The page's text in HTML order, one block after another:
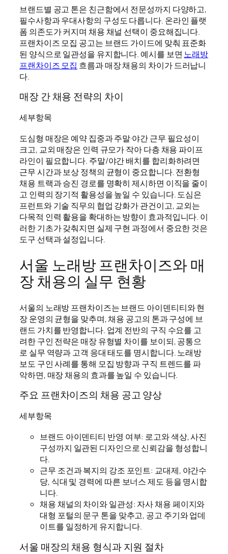
브랜드별 공고 톤은 친근함에서 전문성까지 다양하고,
필수사항과 우대사항의 구성도 다릅니다. 온라인 플랫
폼 의존도가 커지며 채용 채널 선택이 중요해집니다.
프랜차이즈 모집 공고는 브랜드 가이드에 맞춰 표준화
된 양식으로 일관성을 유지합니다. 예시를 보면 노래방
프랜차이즈 모집 흐름과 매장 채용의 차이가 드러납니
다.
매장 간 채용 전략의 차이
세부항목
도심형 매장은 예약 집중과 주말·야간 근무 필요성이
크고, 교외 매장은 인력 규모가 작아 다층 채용 파이프
라인이 필요합니다. 주말/야간 배치를 합리화하려면
근무 시간과 보상 정책의 균형이 중요합니다. 전환형
채용 트랙과 승진 경로를 명확히 제시하면 이직을 줄이
고 인력의 장기적 활용성을 높일 수 있습니다. 도심은
프런트와 기술 직무의 협업 강화가 관건이고, 교외는
다목적 인력 활용을 확대하는 방향이 효과적입니다. 이
러한 기초가 갖춰지면 실제 구현 과정에서 중요한 것은
도구 선택과 설정입니다.
서울 노래방 프랜차이즈와 매
장 채용의 실무 현황
서울의 노래방 프랜차이즈는 브랜드 아이덴티티와 현
장 운영의 균형을 맞추며, 채용 공고의 톤과 구성에 브
랜드 가치를 반영합니다. 업계 전반의 구직 수요를 고
려한 구인 전략은 매장 유형별 차이를 보이되, 공통으
로 실무 역량과 고객 응대 태도를 명시합니다. 노래방
보도 구인 사례를 통해 모집 방향과 구직 트렌드를 파
악하면, 매장 채용의 효과를 높일 수 있습니다.
주요 프랜차이즈의 채용 공고 양상
세부항목
브랜드 아이덴티티 반영 여부: 로고와 색상, 사진
구성까지 일관된 디자인으로 신뢰감을 형성합니
다.
근무 조건과 복지의 강조 포인트: 교대제, 야간수
당, 식대 및 경력에 따른 보너스 제도 등을 명시합
니다.
채용 채널의 차이와 일관성: 자사 채용 페이지와
대형 포털의 문구 톤을 맞추고, 공고 주기와 업데
이트를 일정하게 유지합니다.
서울 매장의 채용 형식과 지원 절차